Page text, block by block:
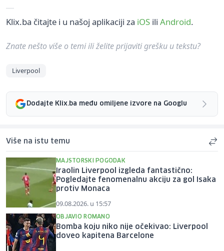
Klix.ba čitajte i u našoj aplikaciji za iOS ili Android.
Znate nešto više o temi ili želite prijaviti grešku u tekstu?
Liverpool
Dodajte Klix.ba među omiljene izvore na Googlu
Više na istu temu
MAJSTORSKI POGODAK
Iraolin Liverpool izgleda fantastično:
Pogledajte fenomenalnu akciju za gol Isaka
protiv Monaca
09.08.2026. u 15:57
OBJAVIO ROMANO
Bomba koju niko nije očekivao: Liverpool
doveo kapitena Barcelone